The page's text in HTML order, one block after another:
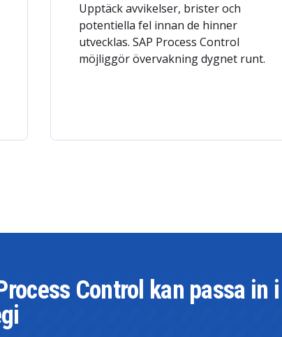
Upptäck avvikelser, brister och
potentiella fel innan de hinner
utvecklas. SAP Process Control
möjliggör övervakning dygnet runt.
Control kan passa in